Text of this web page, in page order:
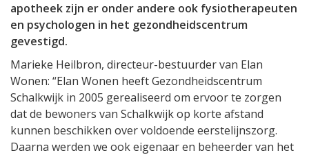
apotheek zijn er onder andere ook fysiotherapeuten
en psychologen in het gezondheidscentrum
gevestigd.
Marieke Heilbron, directeur-bestuurder van Elan
Wonen: “Elan Wonen heeft Gezondheidscentrum
Schalkwijk in 2005 gerealiseerd om ervoor te zorgen
dat de bewoners van Schalkwijk op korte afstand
kunnen beschikken over voldoende eerstelijnszorg.
Daarna werden we ook eigenaar en beheerder van het